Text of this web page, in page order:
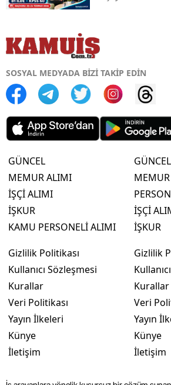
SOSYAL MEDYADA BİZİ TAKİP EDİN
GÜNCEL
MEMUR ALIMI
İŞÇİ ALIMI
İŞKUR
KAMU PERSONELİ ALIMI
GÜNCEL
İŞÇİ
İŞKUR
Gizlilik Politikası
Kullanıcı Sözleşmesi
Kurallar
Veri Politikası
Yayın İlkeleri
Künye
İletişim
Gizlilik
Kurallar
Veri
Yayın
Künye
İletişim